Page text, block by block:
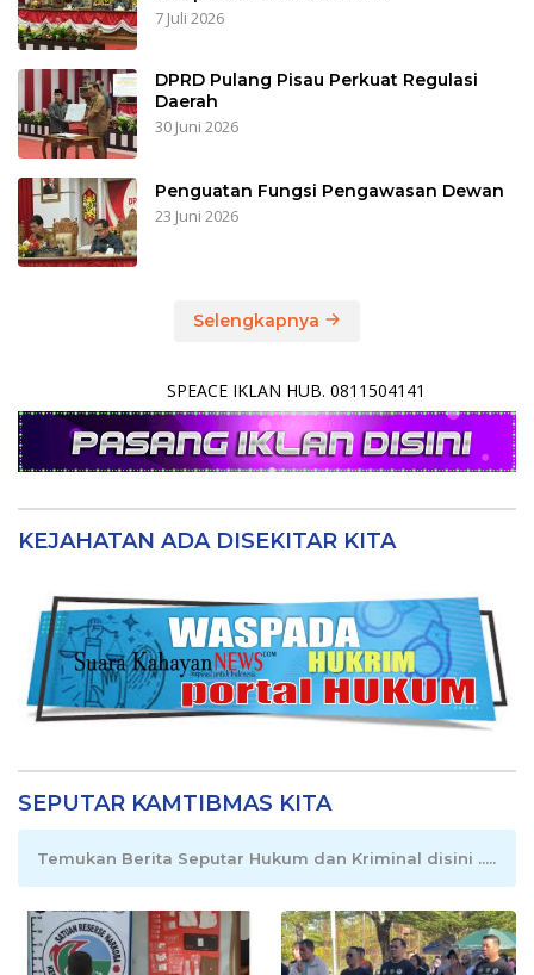
7 Juli 2026
DPRD Pulang Pisau Perkuat Regulasi
Daerah
30 Juni 2026
Penguatan Fungsi Pengawasan Dewan
23 Juni 2026
Selengkapnya
SPEACE IKLAN HUB. 0811504141
KEJAHATAN ADA DISEKITAR KITA
SEPUTAR KAMTIBMAS KITA
Temukan Berita Seputar Hukum dan Kriminal disini .....